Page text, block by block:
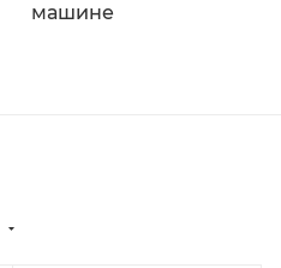
машине